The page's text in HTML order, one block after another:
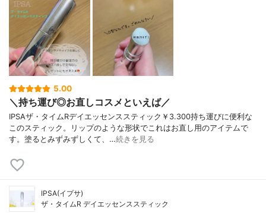
5.00
＼持ち運び◎お直しコスメといえば／
IPSAザ・タイムRデイエッセンススティック￥3.300持ち運びに便利な
このスティック。リップのような形状でこれはお直し用のアイテムで
す。塗るとみずみずしくて、…続きを見る
IPSA(イプサ)
ザ・タイムR デイエッセンススティック